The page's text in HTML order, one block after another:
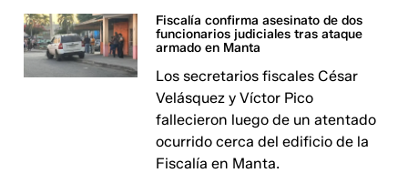
Fiscalía confirma asesinato de dos
funcionarios judiciales tras ataque
armado en Manta
Los secretarios fiscales César
Velásquez y Víctor Pico
fallecieron luego de un atentado
ocurrido cerca del edificio de la
Fiscalía en Manta.